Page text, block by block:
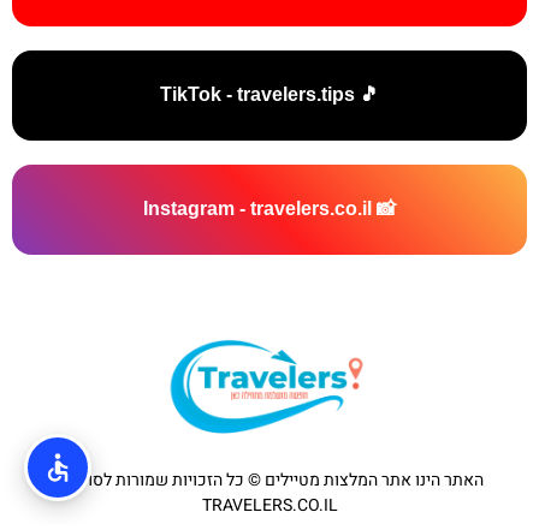
🎵 TikTok - travelers.tips
📸 Instagram - travelers.co.il
האתר הינו אתר המלצות מטיילים © כל הזכויות שמורות לסוכנות
TRAVELERS.CO.IL